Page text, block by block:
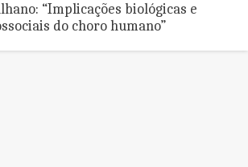
“Implicações biológicas e
do choro humano”